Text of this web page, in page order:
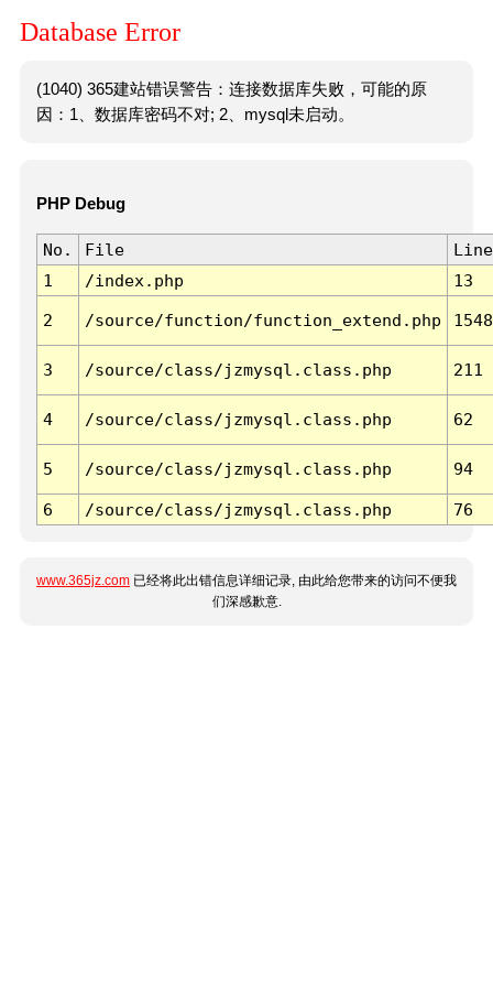
Database Error
(1040) 365建站错误警告：连接数据库失败，可能的原
因：1、数据库密码不对; 2、mysql未启动。
PHP Debug
No. File
Line
1
/index.php 13
2 /source/function/function_extend.php 1548
3 /source/class/jzmysql.class.php 211
4 /source/class/jzmysql.class.php 62
5 /source/class/jzmysql.class.php 94
6 /source/class/jzmysql.class.php 76
www.365jz.com 已经将此出错信息详细记录, 由此给您带来的访问不便我
们深感歉意.